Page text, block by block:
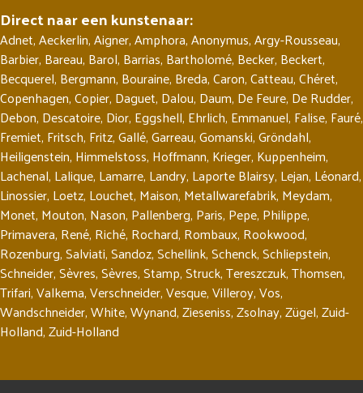
Direct naar een kunstenaar:
Adnet,Aeckerlin,Aigner,Amphora,Anonymus,Argy-Rousseau,
Barbier, Bareau, Barol, Barrias, Bartholomé, Becker, Beckert,
Becquerel, Bergmann, Bouraine, Breda,Caron,Catteau,Chéret,
Copenhagen,Copier, Daguet, Dalou, Daum, De Feure, De Rudder,
Debon, Descatoire, Dior, Eggshell, Ehrlich, Emmanuel, Falise, Fauré,
Fremiet, Fritsch, Fritz,Gallé,Garreau,Gomanski,Gröndahl,
Heiligenstein, Himmelstoss, Hoffmann, Krieger, Kuppenheim,
Lachenal, Lalique, Lamarre, Landry, Laporte Blairsy, Lejan, Léonard,
Linossier, Loetz, Louchet, Maison, Metallwarefabrik, Meydam,
Monet, Mouton, Nason, Pallenberg, Paris, Pepe, Philippe,
Primavera, René, Riché, Rochard, Rombaux, Rookwood,
Rozenburg,Salviati,Sandoz,Schellink,Schenck,Schliepstein,
Schneider,Sèvres,Sèvres,Stamp,Struck,Tereszczuk,Thomsen,
Trifari,Valkema,Verschneider,Vesque,Villeroy,Vos,
Wandschneider,White,Wynand,Zieseniss,Zsolnay,Zügel,Zuid-
Holland,Zuid-Holland